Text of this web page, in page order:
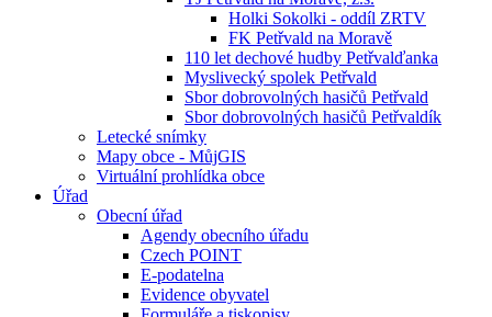
Holki Sokolki - oddíl ZRTV
FK Petřvald na Moravě
110 let dechové hudby Petřvalďanka
Myslivecký spolek Petřvald
Sbor dobrovolných hasičů Petřvald
Sbor dobrovolných hasičů Petřvaldík
Letecké snímky
Mapy obce - MůjGIS
Virtuální prohlídka obce
Úřad
Obecní úřad
Agendy obecního úřadu
Czech POINT
E-podatelna
Evidence obyvatel